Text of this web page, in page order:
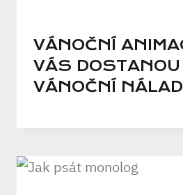
VÁNOČNÍ
VÁS DOSTANOU
VÁNOČNÍ